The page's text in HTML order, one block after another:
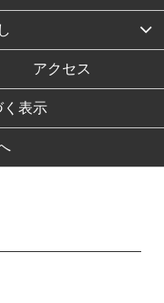
アクセス
く表示